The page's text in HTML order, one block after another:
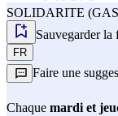
SOLIDARITE
Sauvegarder la
FR
Faire une
Chaque mardi et